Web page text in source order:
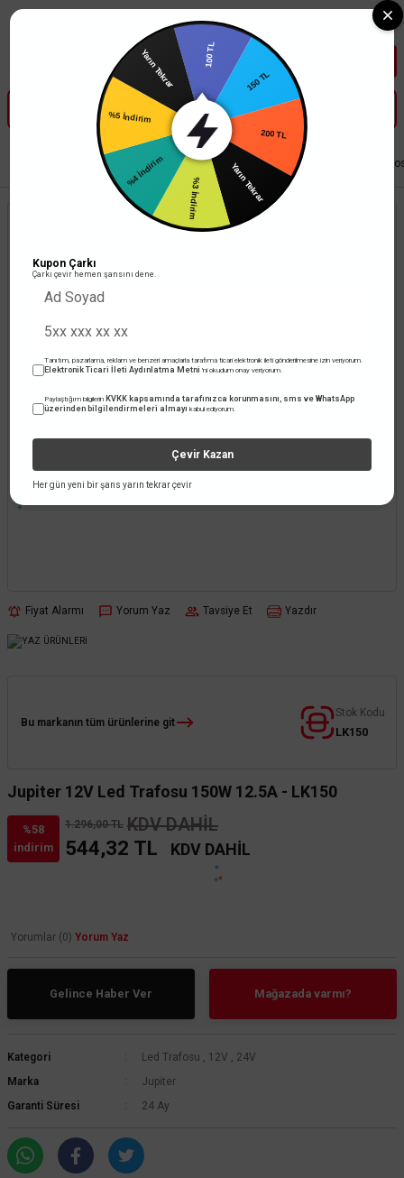
Tüm Banka Kartlarına Vade Farksız 3-5 Taksit Fırsatı Mailorder ile
Led Aydınlatma Trafolar Led Trafosu Jupiter 12V Led
Fiyat Alarmı Yorum Yaz Tavsiye Et Yazdır
Bu markanın tüm ürünlerine git
Stok Kodu
LK150
Jupiter 12V Led Trafosu 150W 12.5A - LK150
%58
indirim
1.296,00 TL KDV DAHİL
544,32 TL KDV DAHİL
Yorumlar (0) Yorum Yaz
Gelince Haber Ver Mağazada varmı?
Kategori Led Trafosu , 12V , 24V
Marka
Jupiter
Garanti Süresi
24 Ay
100 TL
150 TL
200 TL
Yarın Tekrar
%3 İndirim
%4 İndirim
%5 İndirim
Yarın Tekrar
Kupon Çarkı
Çarkı çevir hemen şansını dene.
Tanıtım, pazarlama, reklam ve benzeri amaçlarla tarafıma ticari elektronik ileti gönderilmesine izin veriyorum.
Elektronik Ticari İleti Aydınlatma Metni 'ni okudum onay veriyorum.
Paylaştığım bilgilerin KVKK kapsamında tarafınızca korunmasını, sms ve WhatsApp
üzerinden bilgilendirmeleri almayı kabul ediyorum.
Çevir Kazan
Her gün yeni bir şans yarın tekrar çevir